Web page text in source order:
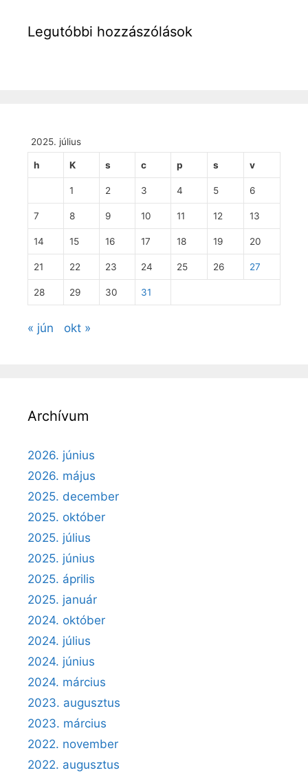
Legutóbbi hozzászólások
2025. július
h K s c p s v
1 2 3 4 5 6
7 8 9 10 11 12 13
14 15 16 17 18 19 20
21 22 23 24 25 26 27
28 29 30 31
« jún okt »
Archívum
2026. június
2026. május
2025. december
2025. október
2025. július
2025. június
2025. április
2025. január
2024. október
2024. július
2024. június
2024. március
2023. augusztus
2023. március
2022. november
2022. augusztus